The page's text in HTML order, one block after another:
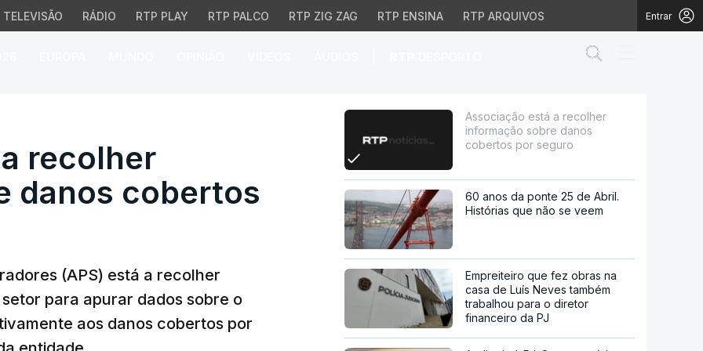
TELEVISÃO RÁDIO RTP PLAY RTP PALCO RTP ZIG ZAG RTP ENSINA RTP ARQUIVOS Entrar
informação sobre danos cobertos
recolher
danos cobertos
(APS) está a recolher
para apurar dados sobre o
aos danos cobertos por
Associação está a recolher
informação sobre danos
cobertos por seguro
60 anos da ponte 25 de Abril.
Histórias que não se veem
Empreiteiro que fez obras na
casa de Luís Neves também
trabalhou para o diretor
financeiro da PJ